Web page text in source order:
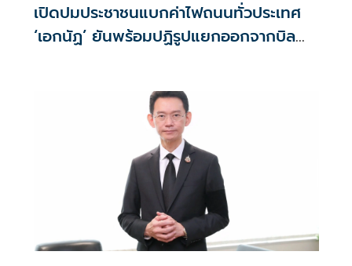
เปิดปมประชาชนแบกค่าไฟถนนทั่วประเทศ
‘เอกนัฏ’ ยันพร้อมปฏิรูปแยกออกจากบิล